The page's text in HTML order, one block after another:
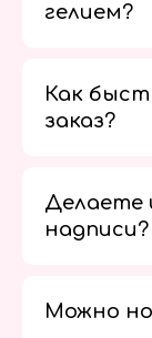
гелием?
Как
заказ?
Делаете
надписи?
Можно